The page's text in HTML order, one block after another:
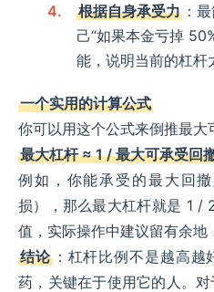
根据自身承受力 ：
己“如果本金亏掉
能，说明当前的杠杆
一个实用的计算公式
你可以用这个公式来倒推最大
最大杠杆 ≈ 1 / 最大可承受回
例如，你能承受的最大回
损），那么最大杠杆就是 1 /
值，实际操作中建议留有余地
结论：杠杆比例不是越高越
药，关键在于使用它的人。对